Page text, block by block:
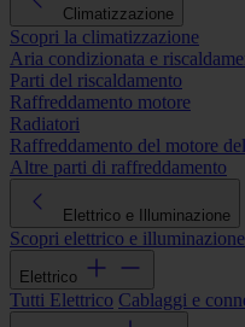
Climatizzazione
Scopri la climatizzazione
Aria condizionata e
Parti del riscaldamento
Raffreddamento motore
Radiatori
Raffreddamento del motore
Altre parti di raffreddamento
Elettrico e Illuminazione
Scopri elettrico e illuminazione
Elettrico
Tutti Elettrico Cablaggi e